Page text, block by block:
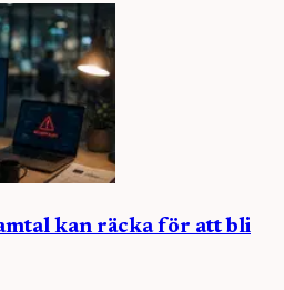
kan räcka för att bli